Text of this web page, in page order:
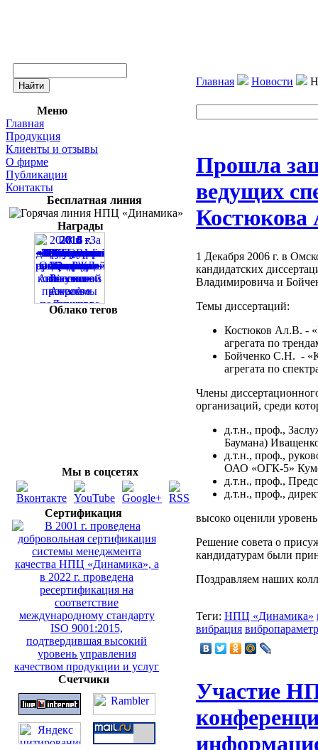
Меню
Главная
Продукция
Клиенты и отзывы
О фирме
Публикации
Контакты
Бесплатная линия
Награды
Облако тегов
Мы в соцсетях
Сертификация
Счетчики
Главная Новости
Прошла
ведущих
1 Декабря 2006 г. в
кандидатских
Владимировича и
Темы диссертаций:
Костюков Ал.В. -
агрегата по
Бойченко С.Н. -
агрегата по
Члены
организаций, среди
д.т.н., проф.,
Баумана)
д.т.н., проф.,
ОАО «ОГК-5»
д.т.н., проф.,
д.т.н., проф.,
высоко оценили
Решение совета о
кандидатурам были
Поздравляем наших
Теги: НПЦ «Динамика»
вибрация вибропараметр
Участие